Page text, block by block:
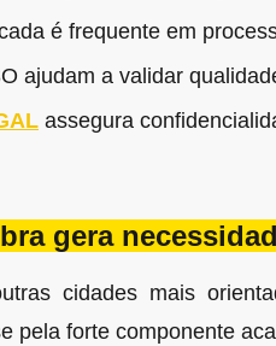
é frequente em
ajudam a validar
assegura
gera
cidades mais
pela forte componente